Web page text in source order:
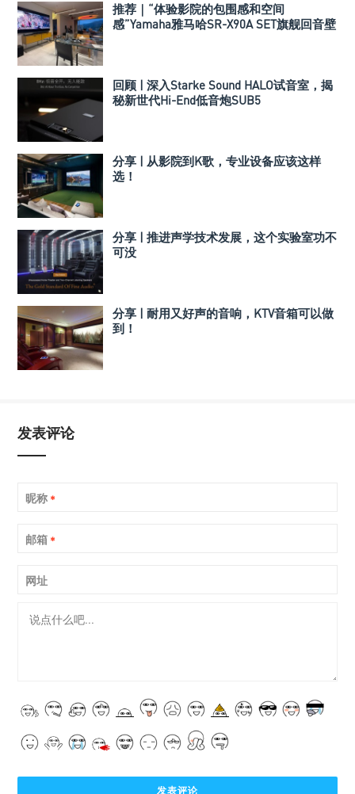
推荐｜“体验影院的包围感和空间
感”Yamaha雅马哈SR-X90A SET旗舰回音壁
回顾 | 深入Starke Sound HALO试音室，揭
秘新世代Hi-End低音炮SUB5
分享 | 从影院到K歌，专业设备应该这样
选！
分享 | 推进声学技术发展，这个实验室功不
可没
分享 | 耐用又好声的音响，KTV音箱可以做
到！
发表评论
昵称 *
邮箱 *
网址